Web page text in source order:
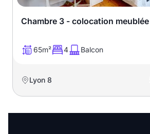
Chambre 3 - colocation meublée
65m² 4 Balcon
Lyon 8